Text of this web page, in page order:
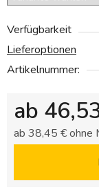
Verfügbarkeit
Lieferoptionen
Artikelnummer:
ab
ab 38,45 €ohne